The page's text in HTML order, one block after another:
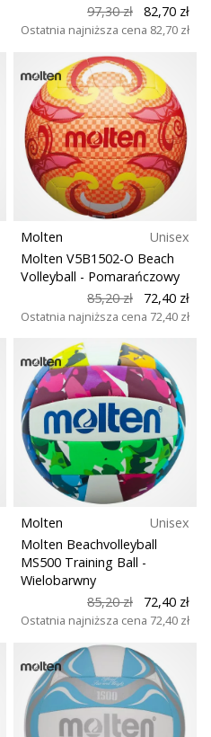
97,30 zł
82,70 zł
Ostatnia najniższa cena 82,70 zł
Molten
Unisex
Molten V5B1502-O Beach
Volleyball - Pomarańczowy
85,20 zł
72,40 zł
Ostatnia najniższa cena 72,40 zł
Molten
Unisex
Molten Beachvolleyball
MS500 Training Ball -
Wielobarwny
85,20 zł
72,40 zł
Ostatnia najniższa cena 72,40 zł